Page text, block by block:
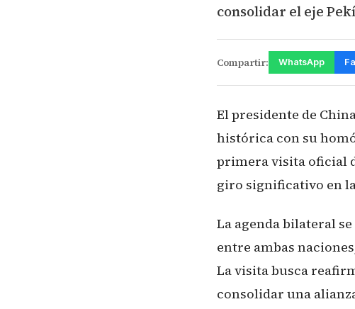
consolidar el eje
Compartir: WhatsApp
El presidente de
histórica con su
primera visita oficial
giro significativo en
La agenda bilateral
entre ambas
La visita busca
consolidar una